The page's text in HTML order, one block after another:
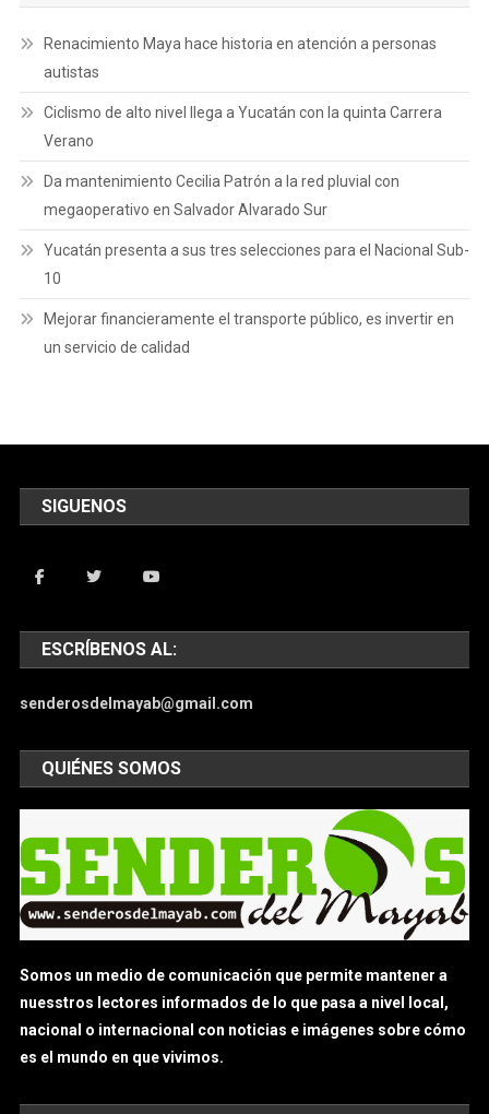
Renacimiento Maya hace historia en atención a personas
autistas
Ciclismo de alto nivel llega a Yucatán con la quinta Carrera
Verano
Da mantenimiento Cecilia Patrón a la red pluvial con
megaoperativo en Salvador Alvarado Sur
Yucatán presenta a sus tres selecciones para el Nacional Sub-
10
Mejorar financieramente el transporte público, es invertir en
un servicio de calidad
SIGUENOS
ESCRÍBENOS AL:
senderosdelmayab@gmail.com
QUIÉNES SOMOS
Somos un medio de comunicación que permite mantener a
nuesstros lectores informados de lo que pasa a nivel local,
nacional o internacional con noticias e imágenes sobre cómo
es el mundo en que vivimos.